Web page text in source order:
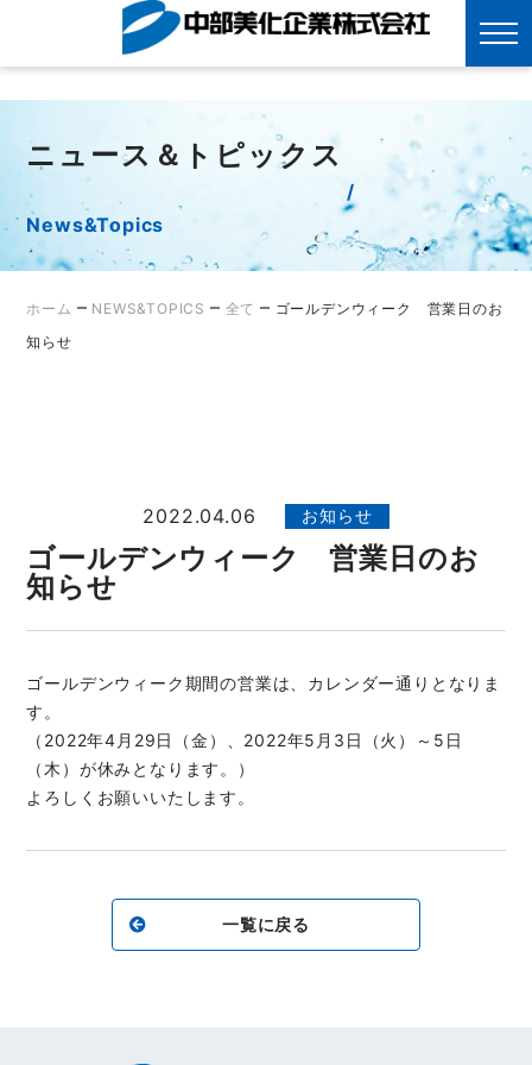
ニュース＆トピックス
News&Topics
ホーム – NEWS&TOPICS – 全て – ゴールデンウィーク 営業日のお
知らせ
ゴールデンウィーク 営業日のお
知らせ
2022.04.06 お知らせ
ゴールデンウィーク期間の営業は、カレンダー通りとなりま
す。
（2022年4月29日（金）、2022年5月3日（火）～5日
（木）が休みとなります。）
よろしくお願いいたします。
一覧に戻る